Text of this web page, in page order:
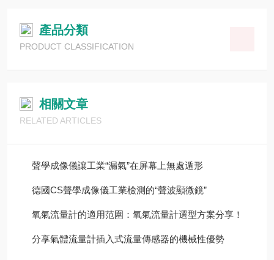
產品分類
PRODUCT CLASSIFICATION
相關文章
RELATED ARTICLES
聲學成像儀讓工業“漏氣”在屏幕上無處遁形
德國CS聲學成像儀工業檢測的“聲波顯微鏡”
氧氣流量計的適用范圍：氧氣流量計選型方案分享！
分享氣體流量計插入式流量傳感器的機械性優勢